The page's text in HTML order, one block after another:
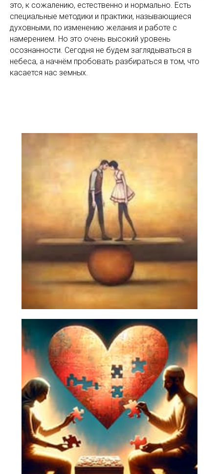
это, к сожалению, естественно и нормально. Есть
специальные методики и практики, называющиеся
духовными, по изменению желания и работе с
намерением. Но это очень высокий уровень
осознанности. Сегодня не будем заглядываться в
небеса, а начнём пробовать разбираться в том, что
касается нас земных.